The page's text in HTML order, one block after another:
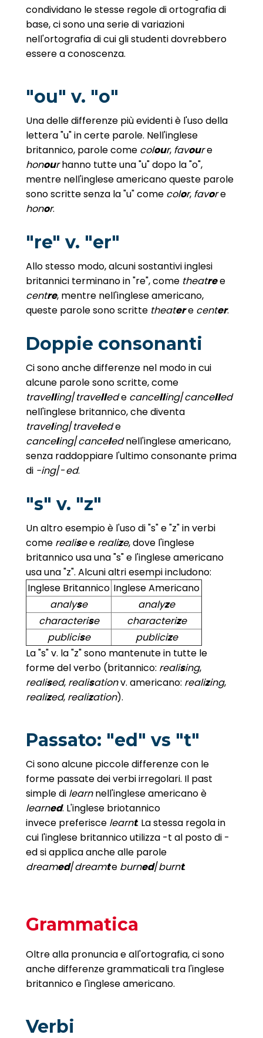
condividano le stesse regole di ortografia di
base, ci sono una serie di variazioni
nell'ortografia di cui gli studenti dovrebbero
essere a conoscenza.
"ou" v. "o"
Una delle differenze più evidenti è l'uso della
lettera "u" in certe parole. Nell'inglese
britannico, parole come colour, favoure
honourhanno tutte una "u" dopo la "o",
mentre nell'inglese americano queste parole
sono scritte senza la "u" come color, favore
honor.
"re" v. "er"
Allo stesso modo, alcuni sostantivi inglesi
britannici terminano in "re", come theatree
centre, mentre nell'inglese americano,
queste parole sono scritte theatere center.
Doppie consonanti
Ci sono anche differenze nel modo in cui
alcune parole sono scritte, come
travelling/travellede cancelling/cancelled
nell'inglese britannico, che diventa
traveling/travelede
canceling/cancelednell'inglese americano,
senza raddoppiare l'ultimo consonante prima
di -ing/-ed.
"s" v. "z"
Un altro esempio è l'uso di "s" e "z" in verbi
come realisee realize, dove l'inglese
britannico usa una "s" e l'inglese americano
usa una "z". Alcuni altri esempi includono:
Inglese Britannico Inglese Americano
analyse analyze
characterise characterize
publicise publicize
La "s" v. la "z" sono mantenute in tutte le
forme del verbo (britannico: realising,
realised, realisationv. americano: realizing,
realized, realization).
Passato: "ed" vs "t"
Ci sono alcune piccole differenze con le
forme passate dei verbi irregolari. Il past
simple di learnnell'inglese americano è
learned. L'inglese briotannico
invece preferisce learnt. La stessa regola in
cui l'inglese britannico utilizza -t al posto di -
ed si applica anche alle parole
dreamed/dreamte burned/burnt.
Grammatica
Oltre alla pronuncia e all'ortografia, ci sono
anche differenze grammaticali tra l'inglese
britannico e l'inglese americano.
Verbi